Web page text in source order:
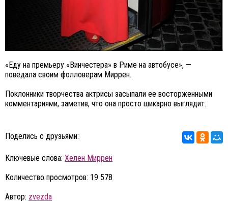
«Еду на премьеру «Винчестера» в Риме на автобусе», —
поведала своим фолловерам Миррен.
Поклонники творчества актрисы засыпали ее восторженными
комментариями, заметив, что она просто шикарно выглядит.
Поделись с друзьями:
Ключевые слова: Хелен Миррен
Количество просмотров: 19 578
Автор: zvezda